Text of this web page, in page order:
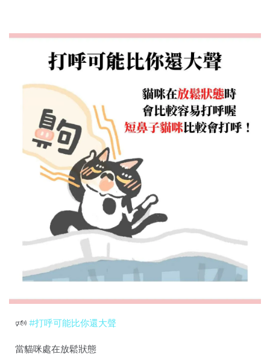
🕬 #打呼可能比你還大聲
當貓咪處在放鬆狀態